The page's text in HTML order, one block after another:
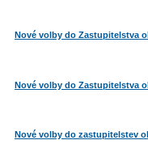
Nové volby do Zastupitelstva
Nové volby do Zastupitelstva
Nové volby do zastupitelstev